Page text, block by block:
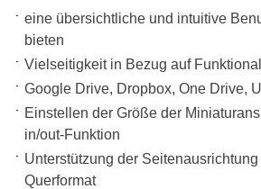
eine übersichtliche und intuitive
bieten
Vielseitigkeit in Bezug auf
Google Drive, Dropbox, One Drive,
Einstellen der Größe der
in/out-Funktion
Unterstützung der
Querformat